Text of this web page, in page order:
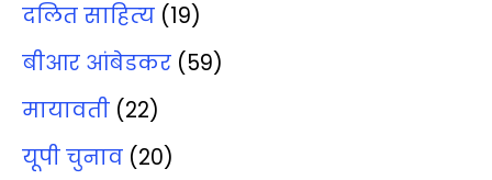
दलित साहित्‍य (19)
बीआर आंबेडकर (59)
मायावती (22)
यूपी चुनाव (20)